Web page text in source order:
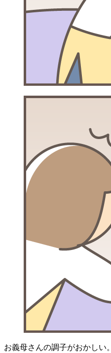
お義母さんの調子がおかしい。